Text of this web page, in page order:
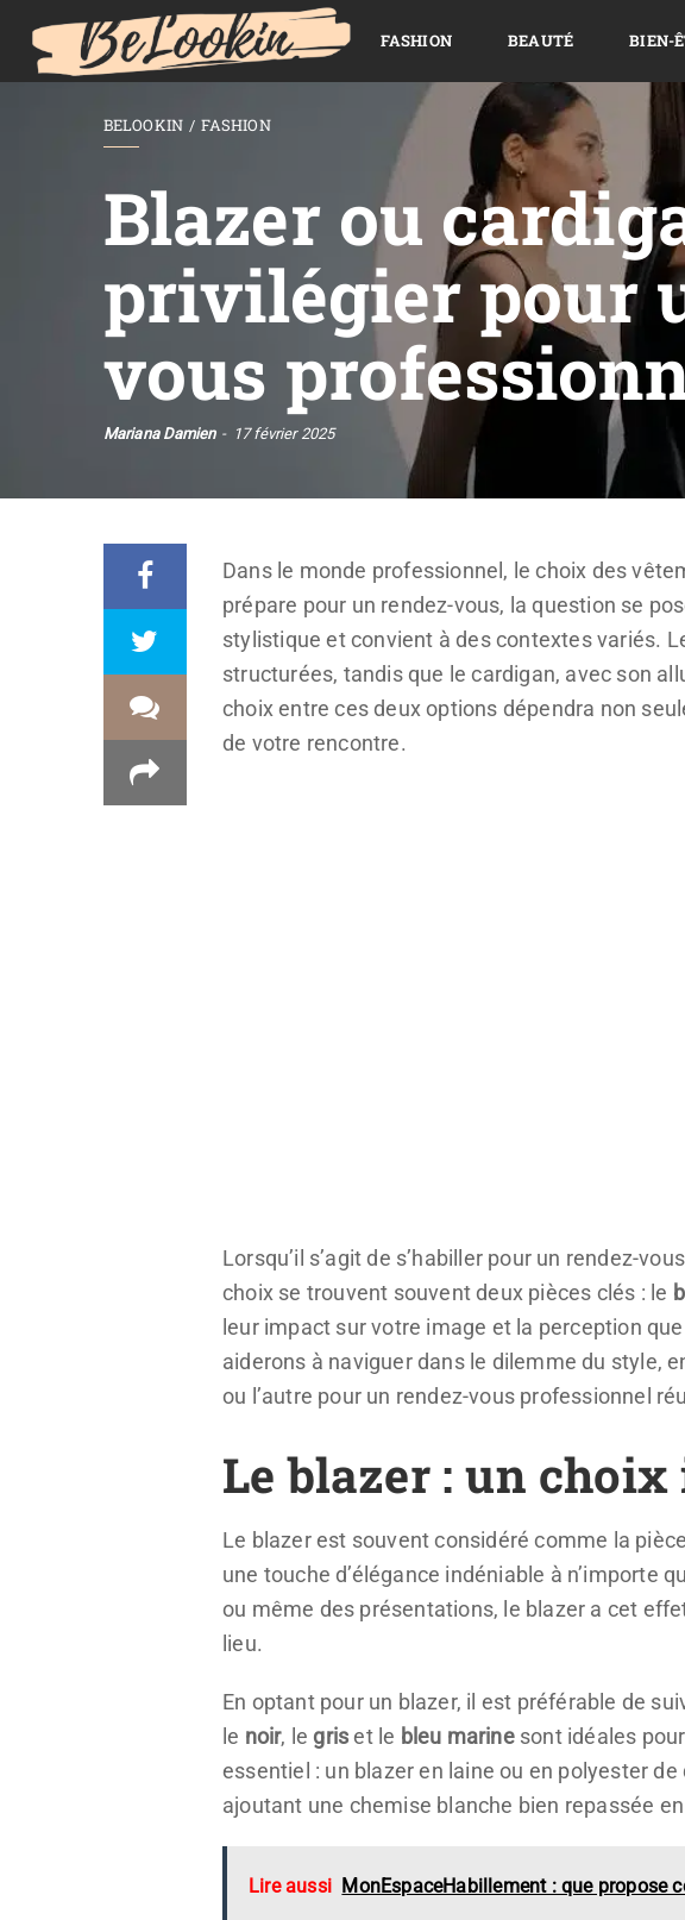
FASHION BEAUTÉ BIEN-
BELOOKIN FASHION
Blazer ou
privilégier pour
vous
Mariana Damien 17 février 2025
Dans le monde professionnel, le choix des
prépare pour un rendez-vous, la question se
stylistique et convient à des contextes variés.
structurées, tandis que le cardigan, avec son
choix entre ces deux options dépendra non
de votre rencontre.
Lorsqu’il s’agit de s’habiller pour un rendez-
choix se trouvent souvent deux pièces clés : le
leur impact sur votre image et la perception
aiderons à naviguer dans le dilemme du style,
ou l’autre pour un rendez-vous professionnel
Le blazer : un
Le blazer est souvent considéré comme la
une touche d’élégance indéniable à n’importe
ou même des présentations, le blazer a cet
lieu.
En optant pour un blazer, il est préférable de
le noir, le griset le bleu marinesont idéales
essentiel : un blazer en laine ou en polyester
ajoutant une chemise blanche bien repassée
Lire aussi MonEspaceHabillement : que propose